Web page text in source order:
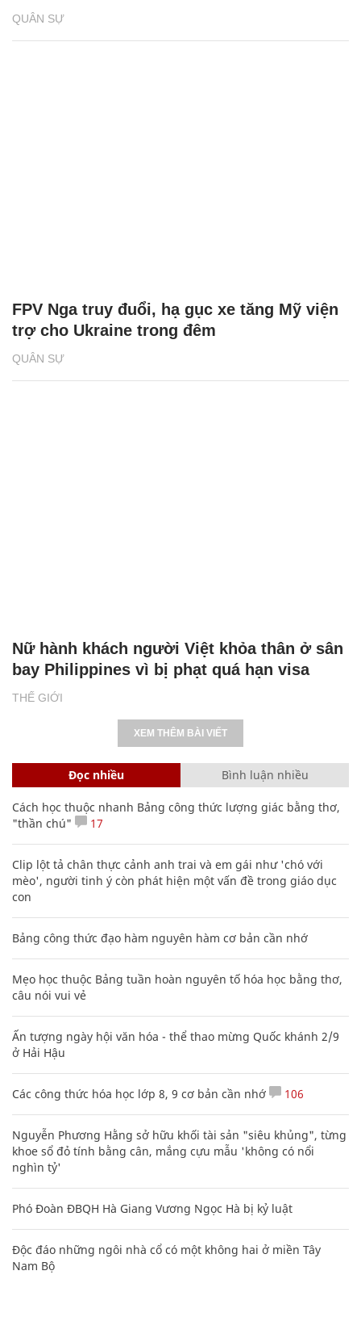
QUÂN SỰ
QUÂN SỰ
FPV Nga truy đuổi, hạ gục xe tăng Mỹ viện
trợ cho Ukraine trong đêm
THẾ GIỚI
Nữ hành khách người Việt khỏa thân ở sân
bay Philippines vì bị phạt quá hạn visa
XEM THÊM BÀI VIẾT
Đọc nhiều Bình luận nhiều
Cách học thuộc nhanh Bảng công thức lượng giác bằng thơ,
"thần chú"
17
Clip lột tả chân thực cảnh anh trai và em gái như 'chó với
mèo', người tinh ý còn phát hiện một vấn đề trong giáo dục
con
Bảng công thức đạo hàm nguyên hàm cơ bản cần nhớ
Mẹo học thuộc Bảng tuần hoàn nguyên tố hóa học bằng thơ,
câu nói vui vẻ
Ấn tượng ngày hội văn hóa - thể thao mừng Quốc khánh 2/9
ở Hải Hậu
Các công thức hóa học lớp 8, 9 cơ bản cần nhớ 106
Nguyễn Phương Hằng sở hữu khối tài sản "siêu khủng", từng
khoe sổ đỏ tính bằng cân, mắng cựu mẫu 'không có nổi
nghìn tỷ'
Phó Đoàn ĐBQH Hà Giang Vương Ngọc Hà bị kỷ luật
Độc đáo những ngôi nhà cổ có một không hai ở miền Tây
Nam Bộ